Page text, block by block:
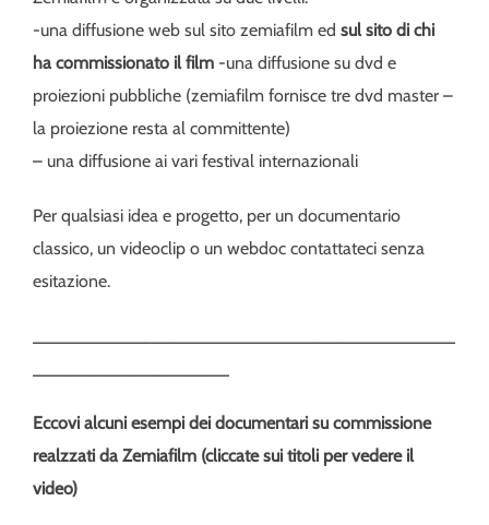
-una diffusione web sul sito zemiafilm ed sul sito di chi
ha commissionato il film -una diffusione su dvd e
proiezioni pubbliche (zemiafilm fornisce tre dvd master –
la proiezione resta al committente)
– una diffusione ai vari festival internazionali
Per qualsiasi idea e progetto, per un documentario
classico, un videoclip o un webdoc contattateci senza
esitazione.
Eccovi alcuni esempi dei documentari su commissione
realzzati da Zemiafilm (cliccate sui titoli per vedere il
video)